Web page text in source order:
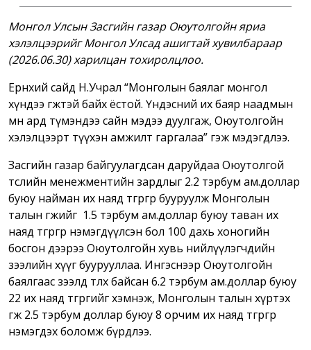
Монгол Улсын Засгийн газар Оюутолгойн яриа
хэлэлцээрийг Монгол Улсад ашигтай хувилбараар
(2026.06.30) харилцан тохиролцлоо.
Ерөнхий сайд Н.Учрал “Монголын баялаг монгол
хүндээ өгөөжтэй байх ёстой. Үндэсний их баяр наадмын
өмнө ард түмэндээ сайн мэдээ дуулгаж, Оюутолгойн
хэлэлцээрт түүхэн амжилт гаргалаа” гэж мэдэгдлээ.
Засгийн газар байгуулагдсан даруйдаа Оюутолгой
төслийн менежментийн зардлыг 2.2 тэрбум ам.доллар
буюу найман их наяд төгрөгөөр бууруулж Монголын
талын өгөөжийг 1.5 тэрбум ам.доллар буюу таван их
наяд төгрөгөөр нэмэгдүүлсэн бол 100 дахь хоногийн
босгон дээрээ Оюутолгойн хувь нийлүүлэгчдийн
зээлийн хүүг буурууллаа. Ингэснээр Оюутолгойн
баялгаас зээлд төлөх байсан 6.2 тэрбум ам.доллар буюу
22 их наяд төгрөгийг хэмнэж, Монголын талын хүртэх
өгөөж 2.5 тэрбум доллар буюу 8 орчим их наяд төгрөгөөр
нэмэгдэх боломж бүрдлээ.